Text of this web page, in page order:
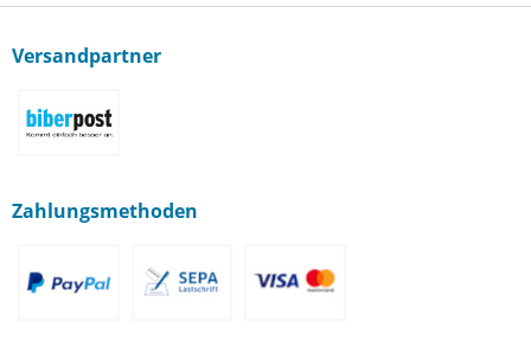
Versandpartner
Zahlungsmethoden